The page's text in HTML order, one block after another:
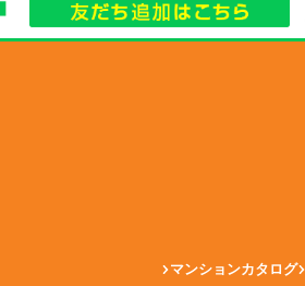
マンションカタログ